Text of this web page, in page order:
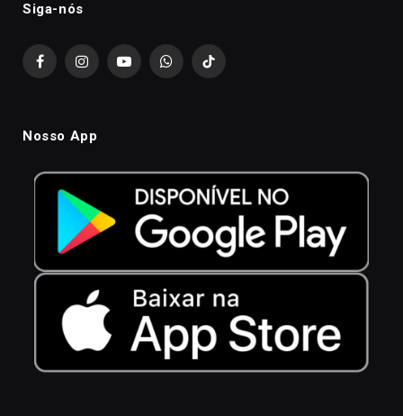
Siga-nós
FacebookInstagramYouTubeWhatsAppTikTok
Nosso App